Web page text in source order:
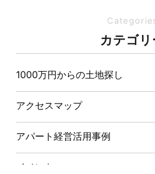
夏の熱中症対策は家づくりから
造が快適さをつくる理由
【埼玉県経営品質知事賞】大野
表敬訪問を行いました
カテゴリ
1000万円からの土地探し
アクセスマップ
アパート経営活用事例
イベント